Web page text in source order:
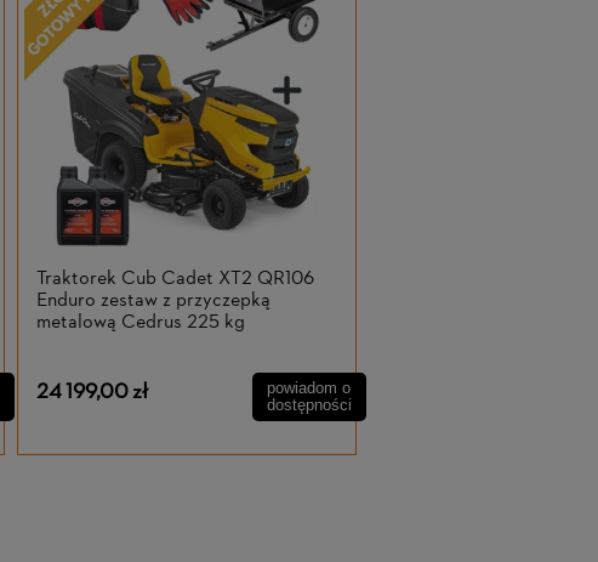
Traktorek Cub Cadet XT2 QR106
Enduro zestaw z przyczepką
metalową Cedrus 225 kg
24 199,00 zł
powiadom o
dostępności